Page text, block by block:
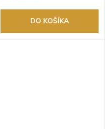
DO KOŠÍKA